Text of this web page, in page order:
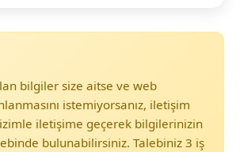
bilgiler size aitse ve web
istemiyorsanız, iletişim
iletişime geçerek bilgilerinizin
bulunabilirsiniz. Talebiniz 3 iş